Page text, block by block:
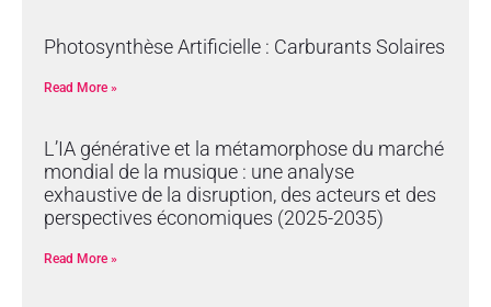
Photosynthèse Artificielle : Carburants Solaires
Read More »
L’IA générative et la métamorphose du marché
mondial de la musique : une analyse
exhaustive de la disruption, des acteurs et des
perspectives économiques (2025-2035)
Read More »